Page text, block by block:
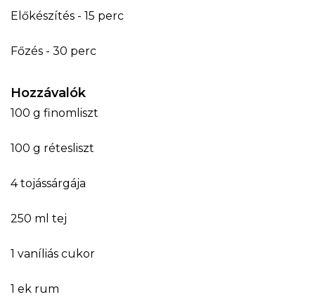
Előkészítés - 15 perc
Főzés - 30 perc
Hozzávalók
100 g finomliszt
100 g rétesliszt
4 tojássárgája
250 ml tej
1 vaníliás cukor
1 ek rum